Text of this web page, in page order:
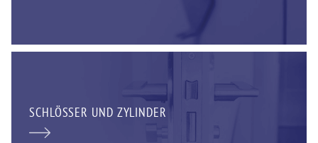
SCHLÖSSER UND ZYLINDER